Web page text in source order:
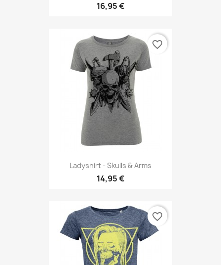
16,95 €
Ladyshirt - Skulls & Arms
14,95 €
favorite_border
favorite_border